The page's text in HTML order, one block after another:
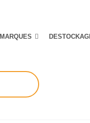
MARQUES